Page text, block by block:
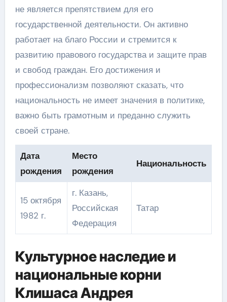
не является препятствием для его
государственной деятельности. Он активно
работает на благо России и стремится к
развитию правового государства и защите прав
и свобод граждан. Его достижения и
профессионализм позволяют сказать, что
национальность не имеет значения в политике,
важно быть грамотным и преданно служить
своей стране.
Дата
рождения
Место
рождения
Национальность
15 октября
1982 г.
г. Казань,
Российская
Федерация
Татар
Культурное наследие и
национальные корни
Клишаса Андрея